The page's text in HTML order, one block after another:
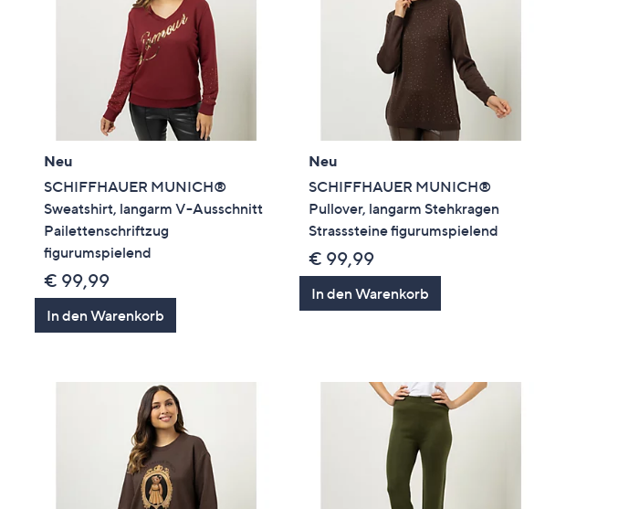
Neu
SCHIFFHAUER MUNICH®
Sweatshirt, langarm V-Ausschnitt
Pailettenschriftzug
figurumspielend
€ 99,99
In den Warenkorb
Neu
SCHIFFHAUER MUNICH®
Pullover, langarm Stehkragen
Strasssteine figurumspielend
€ 99,99
In den Warenkorb